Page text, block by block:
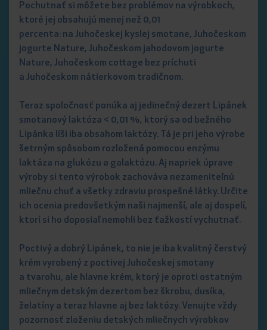
Pochutnať si môžete bez problémov na výrobkoch,
ktoré jej obsahujú menej než 0,01
percenta: na Juhočeskej kyslej smotane, Juhočeskom
jogurte Nature, Juhočeskom jahodovom jogurte
Nature, Juhočeskom cottage bez príchuti
a Juhočeskom nátierkovom tradičnom.
Teraz spoločnosť ponúka aj jedinečný dezert Lipánek
smotanový laktóza < 0,01 %, ktorý sa od bežného
Lipánka líši iba obsahom laktózy. Tá je pri jeho výrobe
šetrným spôsobom rozložená pomocou enzýmu
laktáza na glukózu a galaktózu. Aj napriek úprave
výroby si tento výrobok zachováva nezameniteľnú
mliečnu chuť a všetky zdraviu prospešné látky. Určite
ich ocenia predovšetkým naši najmenší, ale aj dospelí,
ktorí si ho doposiaľ nemohli bez ťažkostí vychutnať.
Poctivý a dobrý Lipánek, to nie je iba kvalitný čerstvý
krém vyrobený z poctivej Juhočeskej smotany
a tvarohu, ale hlavne krém, ktorý je oproti ostatným
mliečnym detským dezertom bez škrobu, dusíka,
želatíny a teraz hlavne aj bez laktózy. Venujte vždy
pozornosť zloženiu detských mliečnych výrobkov